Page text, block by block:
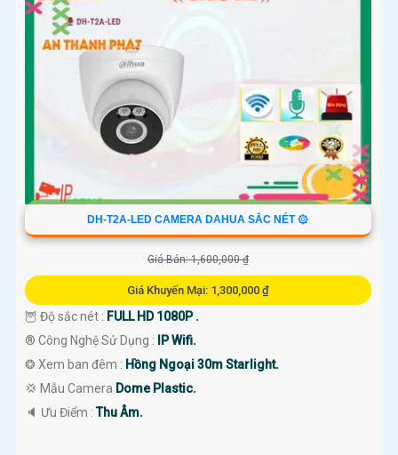
DH-T2A-LED CAMERA DAHUA SẮC NÉT ۞
Giá Bán: 1,600,000 ₫
Giá Khuyến Mại: 1,300,000 ₫
🦉 Độ sắc nét : FULL HD 1080P .
®️ Công Nghệ Sử Dụng :
IP Wifi.
❂ Xem ban đêm : Hồng Ngoại 30m Starlight.
💢 Mẫu Camera Dome Plastic.
️🔈 Ưu Điểm :Thu Âm.